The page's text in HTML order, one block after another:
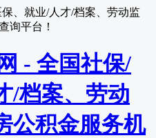
、就业/人才/档案、劳动监
询平台！
- 全国社保/
/档案、劳动
公积金服务机